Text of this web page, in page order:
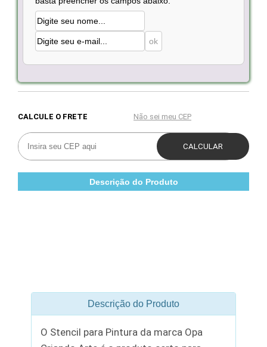
Descrição do Produto
Descrição do Produto
O Stencil para Pintura da marca Opa